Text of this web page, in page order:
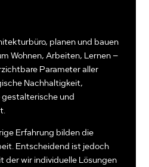
planen und bauen
Wohnen, Arbei­ten, Lernen –
Para­meter aller
Nach­haltigkeit,
und
Erfahrung bilden die
Entscheidend ist jedoch
der wir individuelle Lösungen